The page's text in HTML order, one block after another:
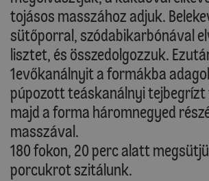
tojásos masszához adjuk.
sütőporral, szódabikarbónával
lisztet, és összedolgozzuk.
1evőkanálnyit a formákba
púpozott teáskanálnyi
majd a forma háromnegyed
masszával.
180 fokon, 20 perc alatt
porcukrot szitálunk.